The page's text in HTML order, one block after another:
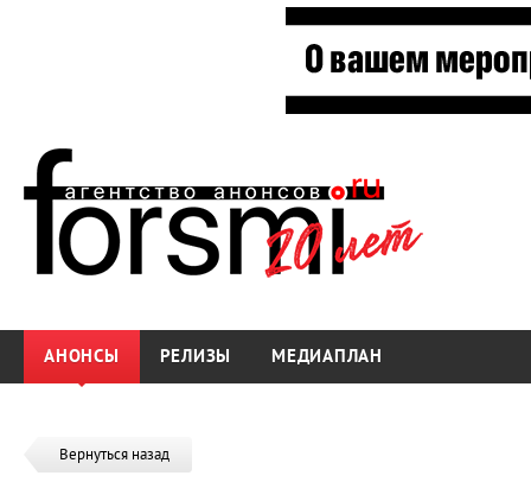
АНОНСЫ РЕЛИЗЫ МЕДИАПЛАН
Вернуться назад